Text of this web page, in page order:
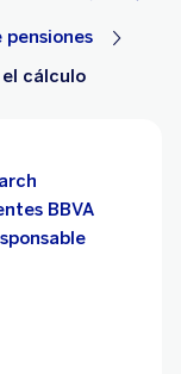
pensiones
el cálculo
BBVA